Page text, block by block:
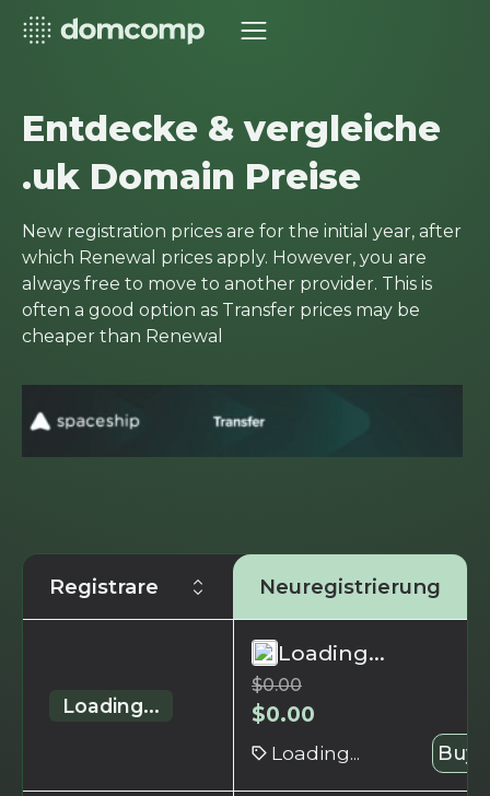
Entdecke & vergleiche
.uk Domain Preise
New registration prices are for the initial year, after
which Renewal prices apply. However, you are
always free to move to another provider. This is
often a good option as Transfer prices may be
cheaper than Renewal
Registrare Neuregistrierung
Loading...
Loading...
$0.00
$0.00
Loading... Buy